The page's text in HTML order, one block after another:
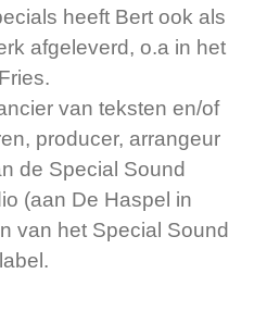
heeft Bert ook als
afgeleverd, o.a in het
Fries.
van teksten en/of
producer, arrangeur
de Special Sound
(aan De Haspel in
van het Special Sound
label.